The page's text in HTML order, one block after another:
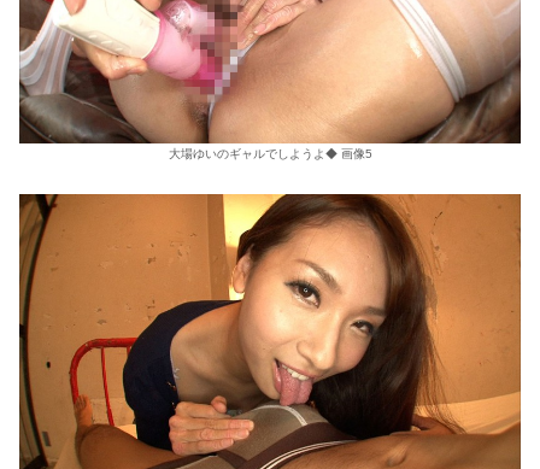
大場ゆいのギャルでしようよ◆ 画像5